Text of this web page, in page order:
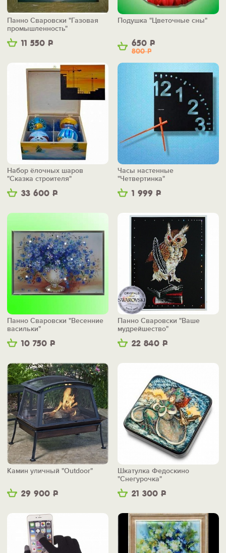
11 550 Р
Панно Сваровски "Газовая
промышленность"
650 Р
800Р
Подушка "Цветочные сны"
33 600 Р
Набор ёлочных шаров
"Сказка строителя"
1 999 Р
Часы настенные
"Четвертинка"
10 750 Р
Панно Сваровски "Весенние
васильки"
22 840 Р
Панно Сваровски "Ваше
мудрейшество"
29 900 Р
Камин уличный "Outdoor"
21 300 Р
Шкатулка Федоскино
"Снегурочка"